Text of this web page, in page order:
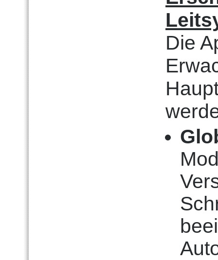
Die